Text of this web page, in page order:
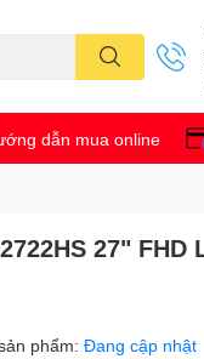
dẫn mua online
27" FHD
phẩm:Đang cập nhật